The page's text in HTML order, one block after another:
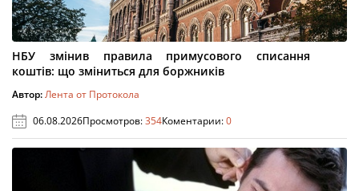
НБУ змінив правила примусового списання
коштів: що зміниться для боржників
Автор:Лента от Протокола
06.08.2026Просмотров:354Коментарии:0